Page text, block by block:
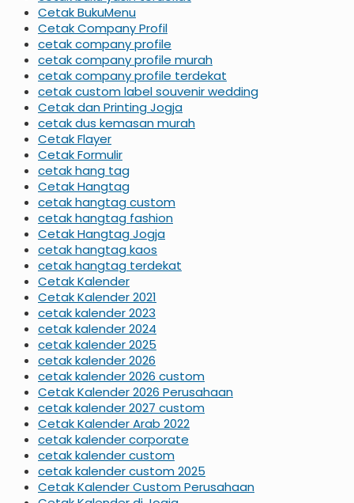
Cetak BukuMenu
Cetak Company Profil
cetak company profile
cetak company profile murah
cetak company profile terdekat
cetak custom label souvenir wedding
Cetak dan Printing Jogja
cetak dus kemasan murah
Cetak Flayer
Cetak Formulir
cetak hang tag
Cetak Hangtag
cetak hangtag custom
cetak hangtag fashion
Cetak Hangtag Jogja
cetak hangtag kaos
cetak hangtag terdekat
Cetak Kalender
Cetak Kalender 2021
cetak kalender 2023
cetak kalender 2024
cetak kalender 2025
cetak kalender 2026
cetak kalender 2026 custom
Cetak Kalender 2026 Perusahaan
cetak kalender 2027 custom
Cetak Kalender Arab 2022
cetak kalender corporate
cetak kalender custom
cetak kalender custom 2025
Cetak Kalender Custom Perusahaan